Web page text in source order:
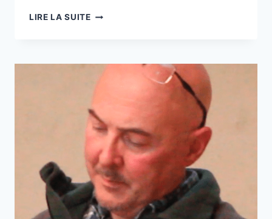
LIRE LA SUITE